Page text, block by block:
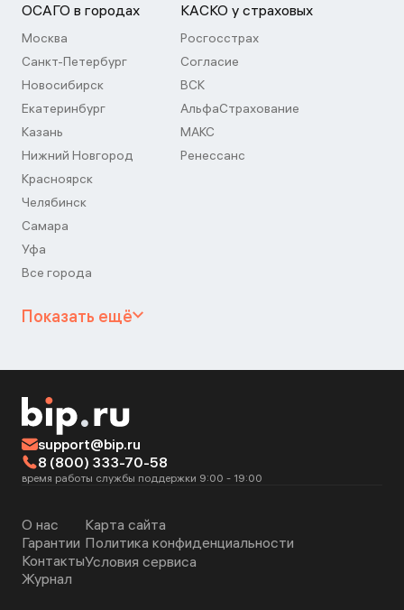
ОСАГО в городах
Москва
Санкт-Петербург
Новосибирск
Екатеринбург
Казань
Нижний Новгород
Красноярск
Челябинск
Самара
Уфа
Все города
КАСКО у страховых
Росгосстрах
Согласие
ВСК
АльфаСтрахование
МАКС
Ренессанс
Показать ещё
support@bip.ru
8 (800) 333-70-58
время работы службы поддержки 9:00 - 19:00
О нас
Гарантии
Контакты
Журнал
Карта сайта
Политика конфиденциальности
Условия сервиса